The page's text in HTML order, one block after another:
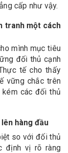
cấp như vậy.
tranh một cách
mình mục tiêu
đối thủ cạnh
tế cho thấy
vững chắc trên
kém các đối thủ
hàng đầu
so với đối thủ
định vị rõ ràng